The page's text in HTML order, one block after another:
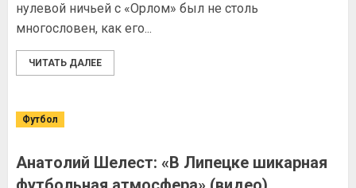
нулевой ничьей с «Орлом» был не столь
многословен, как его...
ЧИТАТЬ ДАЛЕЕ
Футбол
Анатолий Шелест: «В Липецке шикарная